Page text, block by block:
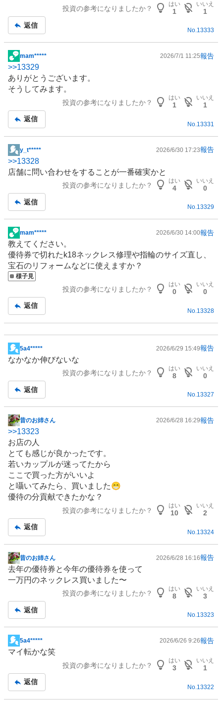
事
投資の参考になりましたか？
はい
1
いいえ
1
返信
No.13333
掲
示
板
記
mam***** 2026/7/1 11:25報告
>>13329
ありがとうございます。
そうしてみます。
投資の参考になりましたか？
はい
1
いいえ
1
返信
No. 13331
掲
示
板
y_t***** 2026/6/30 17:23報告
>>13328
店舗に問い合わせをすることが一番確実かと
投資の参考になりましたか？
はい
4
いいえ
0
返信
No.13329
掲
示
板
記
事
mam***** 2026/6/30 14:00報告
教えてください。
優待券で切れたk18ネックレス修理や指輪のサイズ直し、
宝石のリフォームなどに使えますか？
様子見
投資の参考になりましたか？
はい
0
いいえ
0
返信
No. 13328
掲
示
事
5a4***** 2026/6/29 15:49報告
なかなか伸びないな
投資の参考になりましたか？
はい
8
いいえ
0
返信
No.13327
掲
示
板
記
事
昔のお姉さん 2026/6/28 16:29報告
>>13323
お店の人
とても感じが良かったです。
若いカップルが迷ってたから
ここで買った方がいいよ
と囁いてみたら、買いました😁
優待の分貢献できたかな？
投資の参考になりましたか？
はい
10
いいえ
2
返信
No. 13324
掲
示
昔のお姉さん 2026/6/28 16:16報告
去年の優待券と今年の優待券を使って
一万円のネックレス買いました〜
投資の参考になりましたか？
はい
8
いいえ
3
返信
No.13323
掲
示
事
5a4***** 2026/6/26 9:26報告
マイ転かな笑
投資の参考になりましたか？
はい
3
いいえ
1
返信
No. 13322